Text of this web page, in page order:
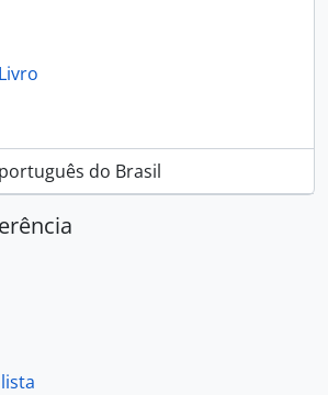
Livro
português do Brasil